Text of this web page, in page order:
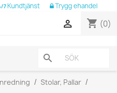
7 Kundtjänst Trygg ehandel
shopping_cart (0)

search
Stolar, Pallar